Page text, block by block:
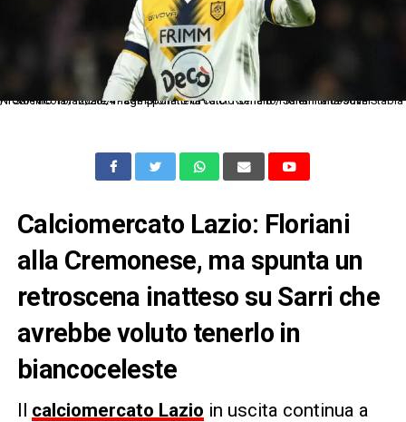
Ni Salerno 15/12/2024 - campionato di calcio serie B / Salernitana-Juve Stabia / foto Nicola Ianuale/Image Sport nella foto: Romano Floriani Mussolini
Calciomercato Lazio: Floriani
alla Cremonese, ma spunta un
retroscena inatteso su Sarri che
avrebbe voluto tenerlo in
biancoceleste
Il calciomercato Lazio in uscita continua a